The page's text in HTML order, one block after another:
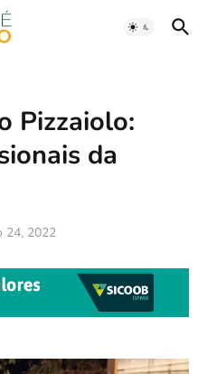
Pizzaiolo:
da
24, 2022